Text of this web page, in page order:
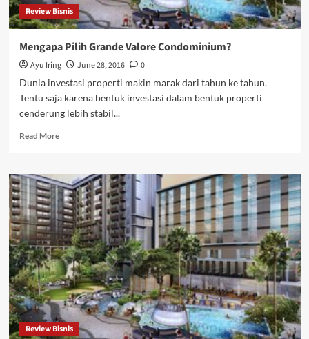
Review Bisnis
Mengapa Pilih Grande Valore Condominium?
Ayu Iring June 28, 2016
0
Dunia investasi properti makin marak dari tahun ke tahun.
Tentu saja karena bentuk investasi dalam bentuk properti
cenderung lebih stabil...
Read MoreRead
Mengapa
Pilih
Grande
Valore
Condominium?
Review Bisnis